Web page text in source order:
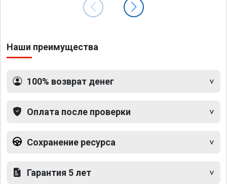
Наши преимущества
100% возврат денег
Оплата после проверки
Сохранение ресурса
Гарантия 5 лет